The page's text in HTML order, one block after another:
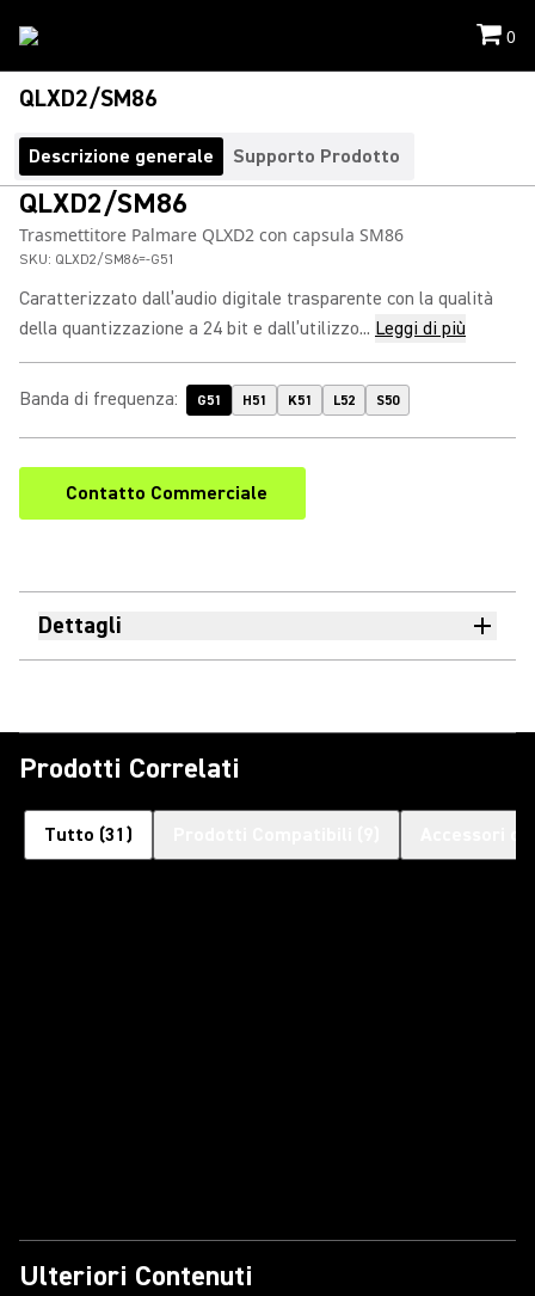
0
QLXD2/SM86
Descrizione generale Supporto Prodotto
QLXD2/SM86
Trasmettitore Palmare QLXD2 con capsula SM86
SKU: QLXD2/SM86=-G51
Caratterizzato dall’audio digitale trasparente con la qualità
della quantizzazione a 24 bit e dall’utilizzo... Leggi di più
Banda di frequenza: G51 H51 K51 L52 S50
Contatto Commerciale
Dettagli
Prodotti Correlati
Tutto (31 )
Ulteriori Contenuti